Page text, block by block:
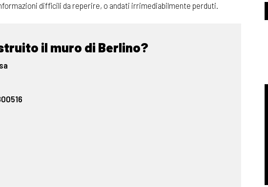
difficili da reperire, o andati irrimediabilmente perduti.
il muro di Berlino?